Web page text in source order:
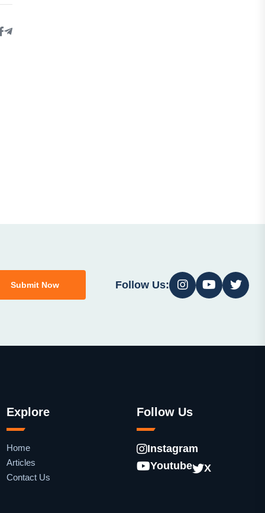
Submit Now Follow Us:
Explore
Home
Articles
Contact Us
Follow Us
Instagram
Youtube
X